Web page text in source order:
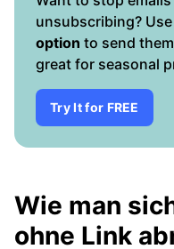
unsubscribing?
option to send
great for seasonal
Try It for FREE
Wie man
ohne Link